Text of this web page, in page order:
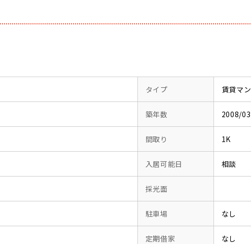
タイプ 賃貸マ
築年数 2008/03
間取り 1K
入居可能日 相談
採光面
駐車場 なし
定期借家 なし